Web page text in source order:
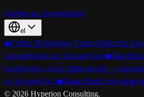
(ανοίγει σε νέα καρτέλα)
el
◆Forbes Technology Council Member
Group(ανοίγει σε νέα καρτέλα)◆
Κυβέρνησης για τη Βιομηχανία —
σε νέα καρτέλα)◆FranceNum Activateur
© 2026 Hyperion Consulting.